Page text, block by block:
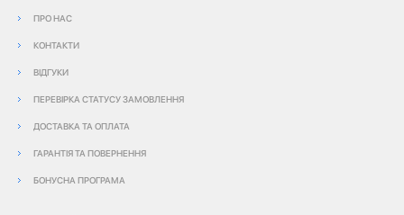
ПРО НАС
КОНТАКТИ
ВІДГУКИ
ПЕРЕВІРКА СТАТУСУ ЗАМОВЛЕННЯ
ДОСТАВКА ТА ОПЛАТА
ГАРАНТІЯ ТА ПОВЕРНЕННЯ
БОНУСНА ПРОГРАМА